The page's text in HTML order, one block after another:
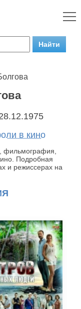
в кино
фильмография,
Подробная
и режиссерах на